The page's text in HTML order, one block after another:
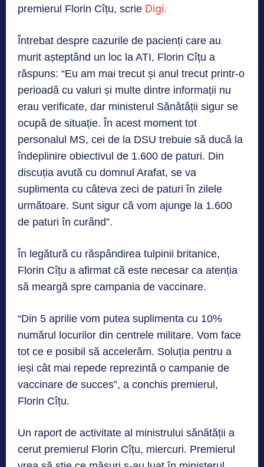
premierul Florin Cîțu, scrie Digi.
Întrebat despre cazurile de pacienți care au
murit așteptând un loc la ATI, Florin Cîțu a
răspuns: “Eu am mai trecut și anul trecut printr-o
perioadă cu valuri și multe dintre informații nu
erau verificate, dar ministerul Sănătății sigur se
ocupă de situație. În acest moment tot
personalul MS, cei de la DSU trebuie să ducă la
îndeplinire obiectivul de 1.600 de paturi. Din
discuția avută cu domnul Arafat, se va
suplimenta cu câteva zeci de paturi în zilele
următoare. Sunt sigur că vom ajunge la 1.600
de paturi în curând”.
În legătură cu răspândirea tulpinii britanice,
Florin Cîțu a afirmat că este necesar ca atenția
să meargă spre campania de vaccinare.
“Din 5 aprilie vom putea suplimenta cu 10%
numărul locurilor din centrele militare. Vom face
tot ce e posibil să accelerăm. Soluția pentru a
ieși cât mai repede reprezintă o campanie de
vaccinare de succes”, a conchis premierul,
Florin Cîțu.
Un raport de activitate al ministrului sănătății a
cerut premierul Florin Cîțu, miercuri. Premierul